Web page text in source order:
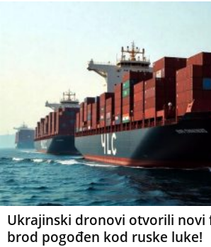
Ukrajinski dronovi otvorili novi
brod pogođen kod ruske luke!